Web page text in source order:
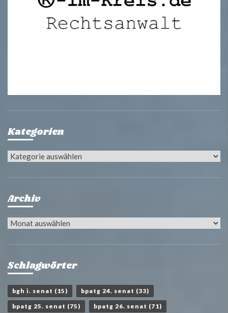
Kategorien
Kategorien
Archiv
Archiv
Schlagwörter
bgh i. senat (15) bpatg 24. senat (33)
bpatg 25. senat (75) bpatg 26. senat (71)